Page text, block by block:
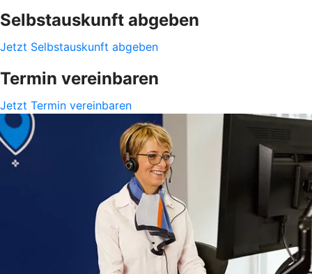
Selbstauskunft abgeben
Jetzt Selbstauskunft abgeben
Termin vereinbaren
Jetzt Termin vereinbaren